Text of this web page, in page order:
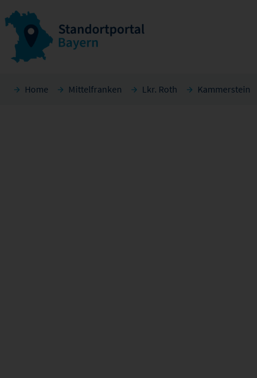
Home Mittelfranken Lkr. Roth Kammerstein